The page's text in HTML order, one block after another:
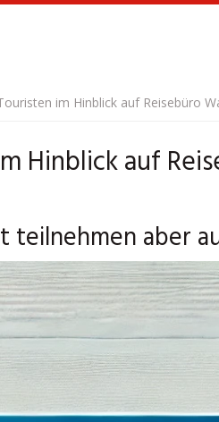
im Hinblick auf Reisebüro
Hinblick auf
teilnehmen aber